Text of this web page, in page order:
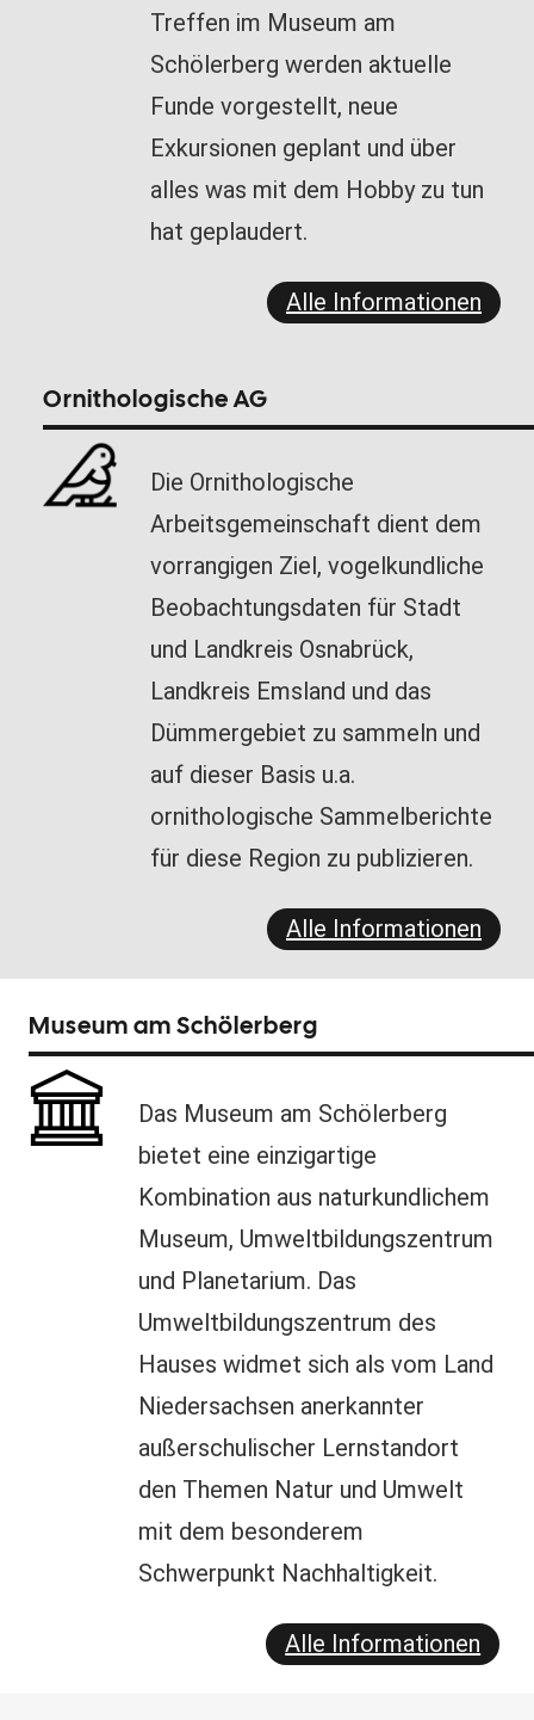
Treffen im Museum am
Schölerberg werden aktuelle
Funde vorgestellt, neue
Exkursionen geplant und über
alles was mit dem Hobby zu tun
hat geplaudert.
Alle Informationen
Ornithologische AG
Die Ornithologische
Arbeitsgemeinschaft dient dem
vorrangigen Ziel, vogelkundliche
Beobachtungsdaten für Stadt
und Landkreis Osnabrück,
Landkreis Emsland und das
Dümmergebiet zu sammeln und
auf dieser Basis u.a.
ornithologische Sammelberichte
für diese Region zu publizieren.
Alle Informationen
Museum am Schölerberg
Das Museum am Schölerberg
bietet eine einzigartige
Kombination aus naturkundlichem
Museum, Umweltbildungszentrum
und Planetarium. Das
Umweltbildungszentrum des
Hauses widmet sich als vom Land
Niedersachsen anerkannter
außerschulischer Lernstandort
den Themen Natur und Umwelt
mit dem besonderem
Schwerpunkt Nachhaltigkeit.
Alle Informationen